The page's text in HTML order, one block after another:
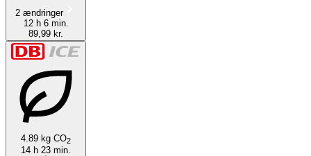
2 ændringer
12 h 6 min.
89,99 kr.
4.89 kg CO2
14 h 23 min.